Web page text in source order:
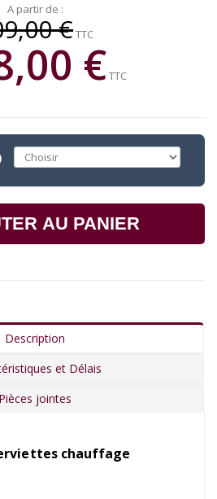
A partir de :
€TTC
€TTC
AU PANIER
Description
et Délais
Pièces jointes
chauffage